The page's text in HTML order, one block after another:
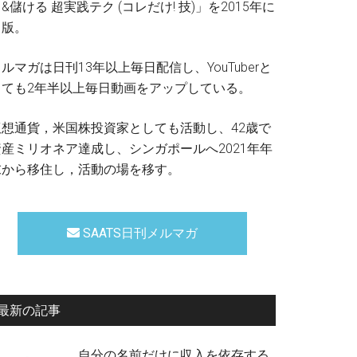
儲ける 超実践テク (コレだけ! 技)」を2015年に
。
マガは日刊13年以上毎日配信し、YouTuberと
も2年半以上毎日動画をアップしている。
通貨，米国株投資家としても活動し、42歳で
ミリオネア達成し、シンガポールへ2021年年
ら移住し，活動の場を移す。
SAATS日刊メルマガ
新の記事